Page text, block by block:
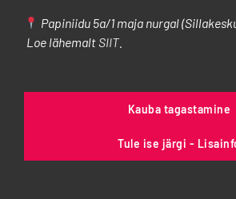
Papiniidu 5a/1 maja nurgal
Loe lähemaltSIIT.
Kauba tagastamine
Tule ise järgi -